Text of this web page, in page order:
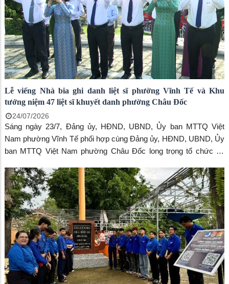
Lễ viếng Nhà bia ghi danh liệt sĩ phường Vĩnh Tế và Khu
tưởng niệm 47 liệt sĩ khuyết danh phường Châu Đốc
24/07/2026
Sáng ngày 23/7, Đảng ủy, HĐND, UBND, Ủy ban MTTQ Việt
Nam phường Vĩnh Tế phối hợp cùng Đảng ủy, HĐND, UBND, Ủy
ban MTTQ Việt Nam phường Châu Đốc long trọng tổ chức Lễ
47 liệt sĩ khuyết danh phường Châu Đốc, nhân kỷ niệm 79 năm
Ngày Thương binh - Liệt sĩ (27/7/1947 - 27/7/2026).